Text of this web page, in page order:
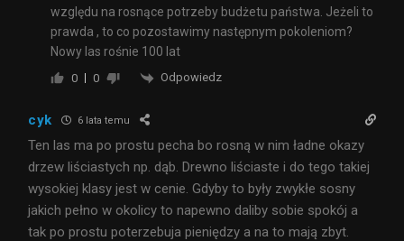
względu na rosnące potrzeby budżetu państwa. Jeżeli to
prawda , to co pozostawimy następnym pokoleniom?
Nowy las rośnie 100 lat
0 0 Odpowiedz
cyk 6 lata temu
Ten las ma po prostu pecha bo rosną w nim ładne okazy
drzew liściastych np. dąb. Drewno liściaste i do tego takiej
wysokiej klasy jest w cenie. Gdyby to były zwykłe sosny
jakich pełno w okolicy to napewno daliby sobie spokój a
tak po prostu poterzebuja pieniędzy a na to mają zbyt.